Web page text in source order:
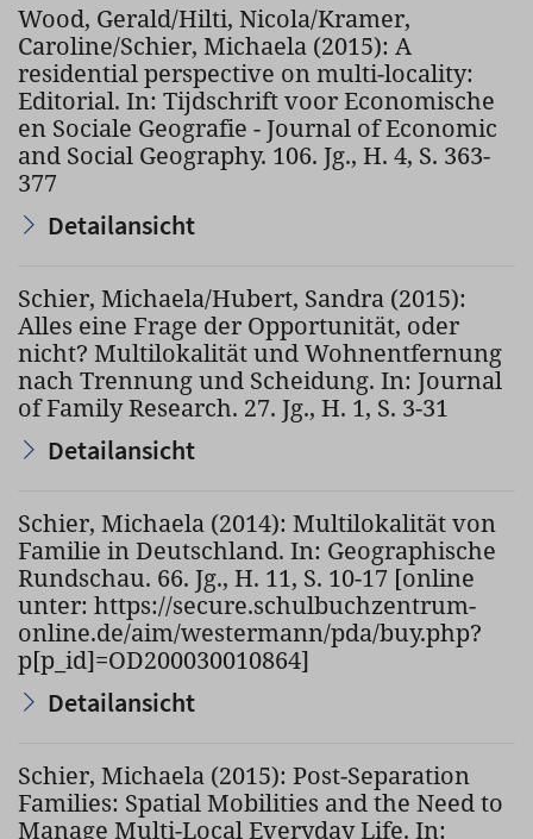
Wood, Gerald/Hilti, Nicola/Kramer,
Caroline/Schier, Michaela (2015): A
residential perspective on multi-locality:
Editorial. In: Tijdschrift voor Economische
en Sociale Geografie - Journal of Economic
and Social Geography. 106. Jg., H. 4, S. 363-
377
Detailansicht
Schier, Michaela/Hubert, Sandra (2015):
Alles eine Frage der Opportunität, oder
nicht? Multilokalität und Wohnentfernung
nach Trennung und Scheidung. In: Journal
of Family Research. 27. Jg., H. 1, S. 3-31
Detailansicht
Schier, Michaela (2014): Multilokalität von
Familie in Deutschland. In: Geographische
Rundschau. 66. Jg., H. 11, S. 10-17 [online
unter: https://secure.schulbuchzentrum-
online.de/aim/westermann/pda/buy.php?
p[p_id]=OD200030010864]
Detailansicht
Schier, Michaela (2015): Post-Separation
Families: Spatial Mobilities and the Need to
Manage Multi-Local Everyday Life. In: